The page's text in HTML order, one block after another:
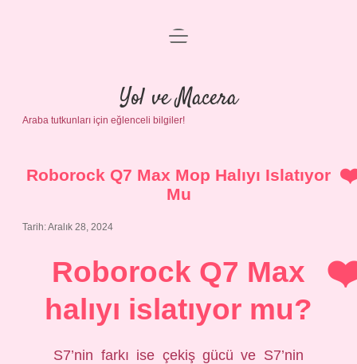
Anasayfa
Gizlilik Politikası
Yasal Uyarı
menüyü
Yol ve Macera
Araba tutkunları için eğlenceli bilgiler!
Roborock Q7 Max Mop Halıyı Islatıyor
Mu
Tarih: Aralık 28, 2024
Roborock Q7 Max
halıyı islatıyor mu?
S7’nin farkı ise çekiş gücü ve S7’nin